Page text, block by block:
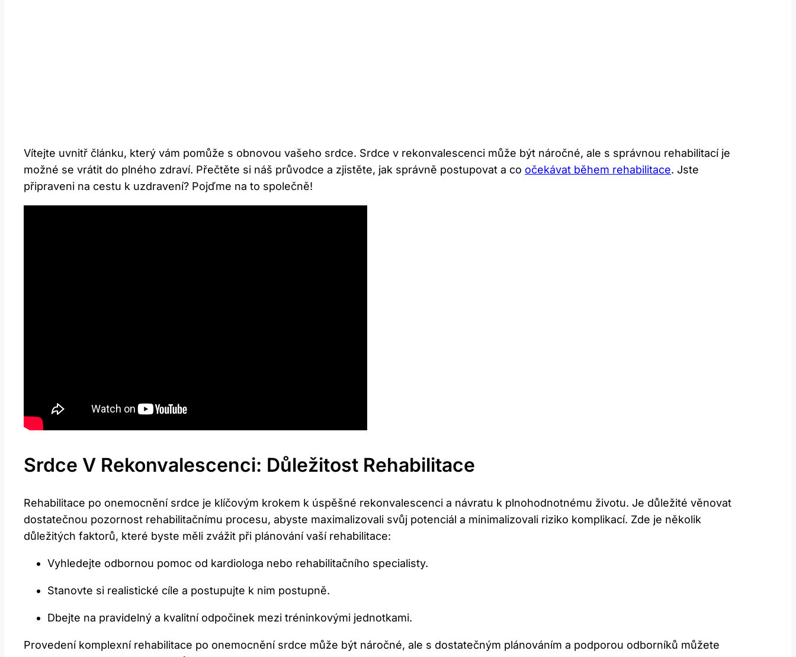
Vítejte uvnitř článku, který vám pomůže s obnovou vašeho srdce. Srdce v rekonvalescenci může být náročné, ale s správnou rehabilitací je
možné se vrátit do plného zdraví. Přečtěte si náš průvodce a zjistěte, jak správně postupovat a co očekávat během rehabilitace. Jste
připraveni na cestu k uzdravení? Pojďme na to společně!
Srdce V Rekonvalescenci: Důležitost Rehabilitace
Rehabilitace po onemocnění srdce je klíčovým krokem k úspěšné rekonvalescenci a návratu k plnohodnotnému životu. Je důležité věnovat
dostatečnou pozornost rehabilitačnímu procesu, abyste maximalizovali svůj potenciál a minimalizovali riziko komplikací. Zde je několik
důležitých faktorů, které byste měli zvážit při plánování vaší rehabilitace:
Vyhledejte odbornou pomoc od kardiologa nebo rehabilitačního specialisty.
Stanovte si realistické cíle a postupujte k nim postupně.
Dbejte na pravidelný a kvalitní odpočinek mezi tréninkovými jednotkami.
Provedení komplexní rehabilitace po onemocnění srdce může být náročné, ale s dostatečným plánováním a podporou odborníků můžete